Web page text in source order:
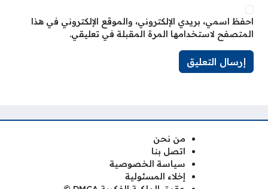
احفظ اسمي، بريدي الإلكتروني، والموقع الإلكتروني في هذا
المتصفح لاستخدامها المرة المقبلة في تعليقي.
من نحن
اتصل بنا
سياسة الخصوصية
إخلاء المسئولية